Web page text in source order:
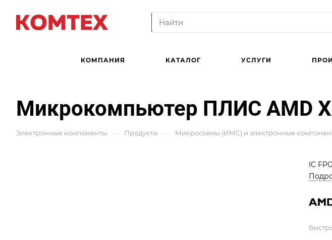
КОМПАНИЯ КАТАЛОГ УСЛУГИ
Микрокомпьютер ПЛИС AMD
Электронные компоненты — Продукты — Микросхемы (ИМС) и электронные
IC